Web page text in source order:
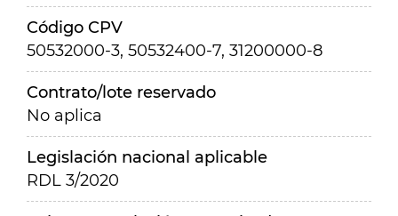
Código CPV
50532000-3, 50532400-7, 31200000-8
Contrato/lote reservado
No aplica
Legislación nacional aplicable
RDL 3/2020